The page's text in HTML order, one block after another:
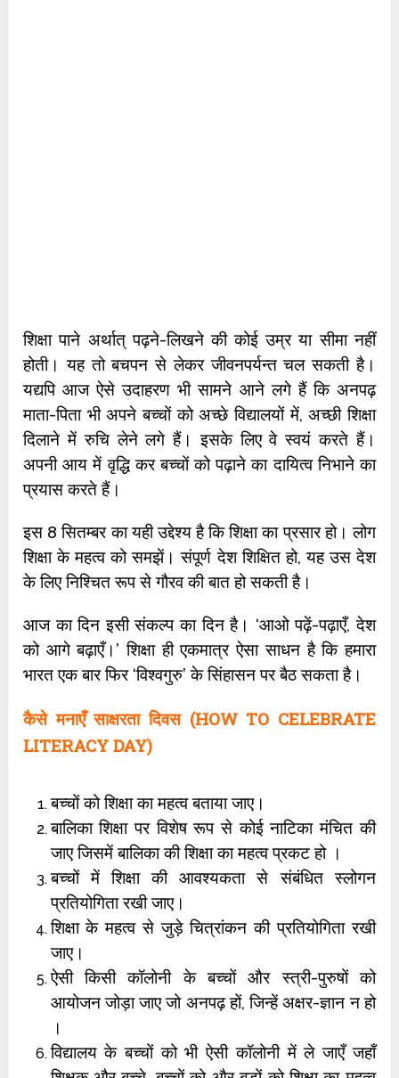
शिक्षा पाने अर्थात् पढ़ने-लिखने की कोई उम्र या सीमा नहीं
होती। यह तो बचपन से लेकर जीवनपर्यन्त चल सकती है।
यद्यपि आज ऐसे उदाहरण भी सामने आने लगे हैं कि अनपढ़
माता-पिता भी अपने बच्चों को अच्छे विद्यालयों में, अच्छी शिक्षा
दिलाने में रुचि लेने लगे हैं। इसके लिए वे स्वयं करते हैं।
अपनी आय में वृद्धि कर बच्चों को पढ़ाने का दायित्व निभाने का
प्रयास करते हैं।
इस 8 सितम्बर का यही उद्देश्य है कि शिक्षा का प्रसार हो। लोग
शिक्षा के महत्व को समझें। संपूर्ण देश शिक्षित हो, यह उस देश
के लिए निश्चित रूप से गौरव की बात हो सकती है।
आज का दिन इसी संकल्प का दिन है। ‘आओ पढ़ें-पढ़ाएँ, देश
को आगे बढ़ाएँ।’ शिक्षा ही एकमात्र ऐसा साधन है कि हमारा
भारत एक बार फिर ‘विश्वगुरु’ के सिंहासन पर बैठ सकता है।
कैसेमनाएँ साक्षरता दिवस (HOW TO CELEBRATE
LITERACY DAY)
बच्चों को शिक्षा का महत्व बताया जाए।
बालिका शिक्षा पर विशेष रूप से कोई नाटिका मंचित की
जाए जिसमें बालिका की शिक्षा का महत्व प्रकट हो ।
बच्चों में शिक्षा की आवश्यकता से संबंधित स्लोगन
प्रतियोगिता रखी जाए।
शिक्षा के महत्व से जुड़े चित्रांकन की प्रतियोगिता रखी
जाए।
ऐसी किसी कॉलोनी के बच्चों और स्त्री-पुरुषों को
आयोजन जोड़ा जाए जो अनपढ़ हों, जिन्हें अक्षर-ज्ञान न हो
।
विद्यालय के बच्चों को भी ऐसी कॉलोनी में ले जाएँ जहाँ